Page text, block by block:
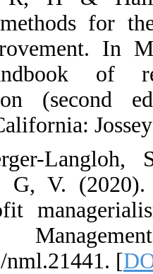
generation
school
(Eds).
Francisco,
23.
Schnurbein,
and nonprofit
Nonprofit
doi:10.1002/